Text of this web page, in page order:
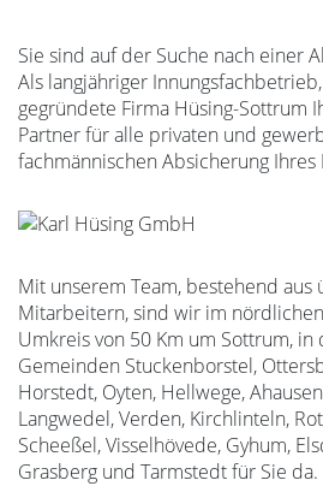
Sie sind auf der Suche nach einer
Als langjähriger
gegründete Firma Hüsing-Sottrum
Partner für alle privaten und
fachmännischen Absicherung Ihres
Mit unserem Team, bestehend
Mitarbeitern, sind wir im
Umkreis von 50 Km um Sottrum, in
Gemeinden Stuckenborstel,
Horstedt, Oyten, Hellwege,
Langwedel, Verden, Kirchlinteln,
Scheeßel, Visselhövede, Gyhum,
Grasberg und Tarmstedt für Sie da.